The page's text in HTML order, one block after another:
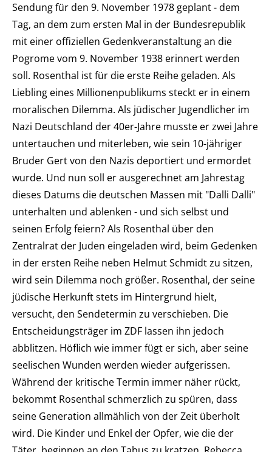
Sendung für den 9. November 1978 geplant - dem
Tag, an dem zum ersten Mal in der Bundesrepublik
mit einer offiziellen Gedenkveranstaltung an die
Pogrome vom 9. November 1938 erinnert werden
soll. Rosenthal ist für die erste Reihe geladen. Als
Liebling eines Millionenpublikums steckt er in einem
moralischen Dilemma. Als jüdischer Jugendlicher im
Nazi Deutschland der 40er-Jahre musste er zwei Jahre
untertauchen und miterleben, wie sein 10-jähriger
Bruder Gert von den Nazis deportiert und ermordet
wurde. Und nun soll er ausgerechnet am Jahrestag
dieses Datums die deutschen Massen mit "Dalli Dalli"
unterhalten und ablenken - und sich selbst und
seinen Erfolg feiern? Als Rosenthal über den
Zentralrat der Juden eingeladen wird, beim Gedenken
in der ersten Reihe neben Helmut Schmidt zu sitzen,
wird sein Dilemma noch größer. Rosenthal, der seine
jüdische Herkunft stets im Hintergrund hielt,
versucht, den Sendetermin zu verschieben. Die
Entscheidungsträger im ZDF lassen ihn jedoch
abblitzen. Höflich wie immer fügt er sich, aber seine
seelischen Wunden werden wieder aufgerissen.
Während der kritische Termin immer näher rückt,
bekommt Rosenthal schmerzlich zu spüren, dass
seine Generation allmählich von der Zeit überholt
wird. Die Kinder und Enkel der Opfer, wie die der